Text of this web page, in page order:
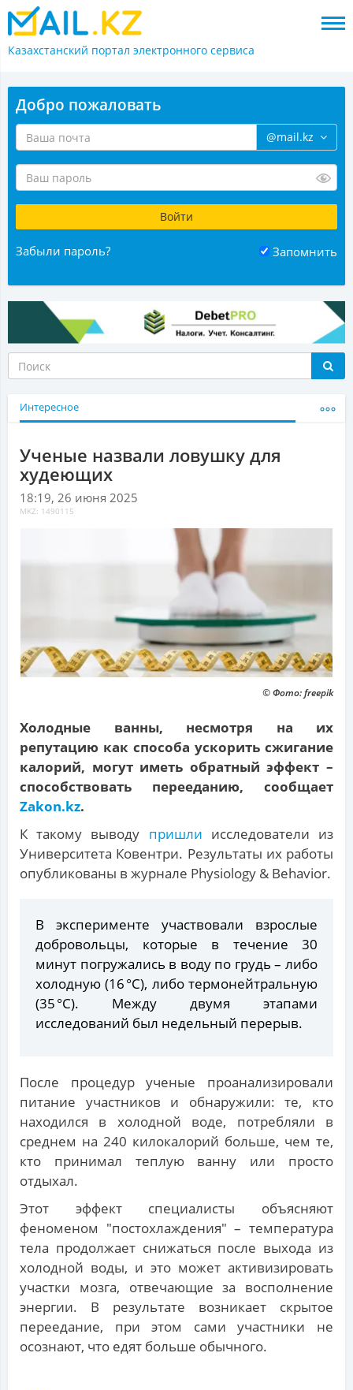
Казахстанский портал электронного сервиса
Добро пожаловать
@mail.kz
Забыли пароль? Запомнить
Интересное
Ученые назвали ловушку для
худеющих
18:19, 26 июня 2025
MKZ: 1490115
© Фото: freepik
Холодные ванны, несмотря на их
репутацию как способа ускорить сжигание
калорий, могут иметь обратный эффект –
способствовать перееданию, сообщает
Zakon.kz.
К такому выводу пришли исследователи из
Университета Ковентри. Результаты их работы
опубликованы в журнале Physiology & Behavior.
В эксперименте участвовали взрослые
добровольцы, которые в течение 30
минут погружались в воду по грудь – либо
холодную (16 °C), либо термонейтральную
(35 °C). Между двумя этапами
исследований был недельный перерыв.
После процедур ученые проанализировали
питание участников и обнаружили: те, кто
находился в холодной воде, потребляли в
среднем на 240 килокалорий больше, чем те,
кто принимал теплую ванну или просто
отдыхал.
Этот эффект специалисты объясняют
феноменом "постохлаждения" – температура
тела продолжает снижаться после выхода из
холодной воды, и это может активизировать
участки мозга, отвечающие за восполнение
энергии. В результате возникает скрытое
переедание, при этом сами участники не
осознают, что едят больше обычного.